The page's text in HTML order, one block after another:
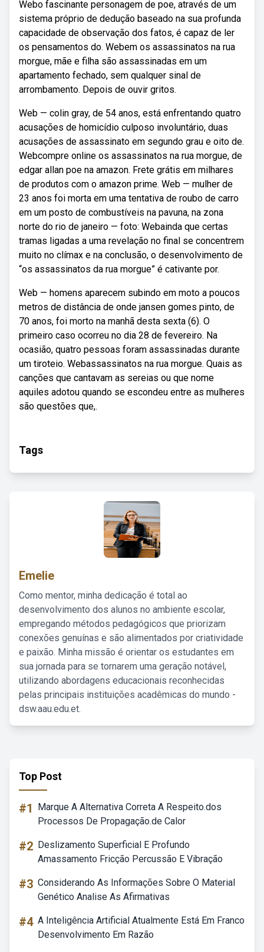
Webo fascinante personagem de poe, através de um
sistema próprio de dedução baseado na sua profunda
capacidade de observação dos fatos, é capaz de ler
os pensamentos do. Webem os assassinatos na rua
morgue, mãe e filha são assassinadas em um
apartamento fechado, sem qualquer sinal de
arrombamento. Depois de ouvir gritos.
Web — colin gray, de 54 anos, está enfrentando quatro
acusações de homicídio culposo involuntário, duas
acusações de assassinato em segundo grau e oito de.
Webcompre online os assassinatos na rua morgue, de
edgar allan poe na amazon. Frete grátis em milhares
de produtos com o amazon prime. Web — mulher de
23 anos foi morta em uma tentativa de roubo de carro
em um posto de combustíveis na pavuna, na zona
norte do rio de janeiro — foto: Webainda que certas
tramas ligadas a uma revelação no final se concentrem
muito no clímax e na conclusão, o desenvolvimento de
“os assassinatos da rua morgue” é cativante por.
Web — homens aparecem subindo em moto a poucos
metros de distância de onde jansen gomes pinto, de
70 anos, foi morto na manhã desta sexta (6). O
primeiro caso ocorreu no dia 28 de fevereiro. Na
ocasião, quatro pessoas foram assassinadas durante
um tiroteio. Webassassinatos na rua morgue. Quais as
canções que cantavam as sereias ou que nome
aquiles adotou quando se escondeu entre as mulheres
são questões que,.
Tags
Emelie
Como mentor, minha dedicação é total ao
desenvolvimento dos alunos no ambiente escolar,
empregando métodos pedagógicos que priorizam
conexões genuínas e são alimentados por criatividade
e paixão. Minha missão é orientar os estudantes em
sua jornada para se tornarem uma geração notável,
utilizando abordagens educacionais reconhecidas
pelas principais instituições acadêmicas do mundo -
dsw.aau.edu.et.
Top Post
#1
Marque A Alternativa Correta A Respeito.dos
Processos De Propagação.de Calor
#2 Deslizamento Superficial E Profundo
Amassamento Fricção Percussão E Vibração
#3 Considerando As Informações Sobre O Material
Genético Analise As Afirmativas
#4 A Inteligência Artificial Atualmente Está Em Franco
Desenvolvimento Em Razão